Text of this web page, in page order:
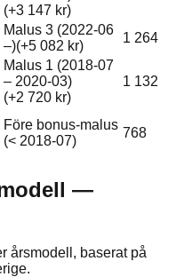
(+3 147 kr)
Malus 3 (2022-06
–)(+5 082 kr)
1 264
Malus 1 (2018-07
– 2020-03)
(+2 720 kr)
1 132
Före bonus-malus
(< 2018-07)
768
—
årsmodell, baserat på